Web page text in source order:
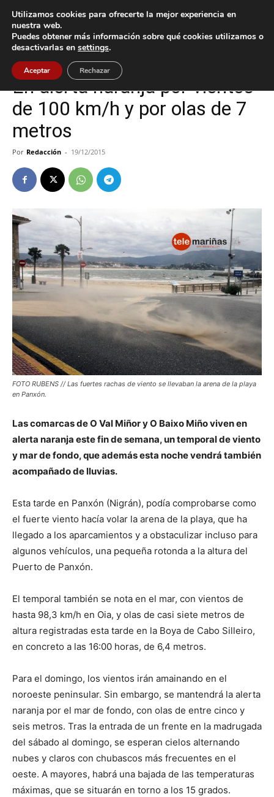
Inicio Nigrán
Nigrán
En alerta naranja por vientos
de 100 km/h y por olas de 7
metros
Por Redacción - 19/12/2015
FOTO RUBENS // Las fuertes rachas de viento se llevaban la arena de la playa
en Panxón.
Las comarcas de O Val Miñor y O Baixo Miño viven en
alerta naranja este fin de semana, un temporal de viento
y mar de fondo, que además esta noche vendrá también
acompañado de lluvias.
Esta tarde en Panxón (Nigrán), podía comprobarse como
el fuerte viento hacía volar la arena de la playa, que ha
llegado a los aparcamientos y a obstaculizar incluso para
algunos vehículos, una pequeña rotonda a la altura del
Puerto de Panxón.
El temporal también se nota en el mar, con vientos de
hasta 98,3 km/h en Oia, y olas de casi siete metros de
altura registradas esta tarde en la Boya de Cabo Silleiro,
en concreto a las 16:00 horas, de 6,4 metros.
Para el domingo, los vientos irán amainando en el
noroeste peninsular. Sin embargo, se mantendrá la alerta
naranja por el mar de fondo, con olas de entre cinco y
seis metros. Tras la entrada de un frente en la madrugada
del sábado al domingo, se esperan cielos alternando
nubes y claros con chubascos más frecuentes en el
oeste. A mayores, habrá una bajada de las temperaturas
máximas, que se situarán en torno a los 15 grados.
Utilizamos cookies para ofrecerte la mejor experiencia en
nuestra web.
Puedes obtener más información sobre qué cookies utilizamos o
desactivarlas en settings.
Aceptar Rechazar